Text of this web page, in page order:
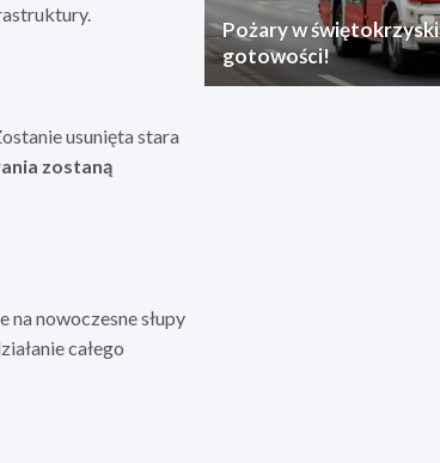
usunięta stara
zostaną
nowoczesne słupy
całego
Pożary w
gotowości!